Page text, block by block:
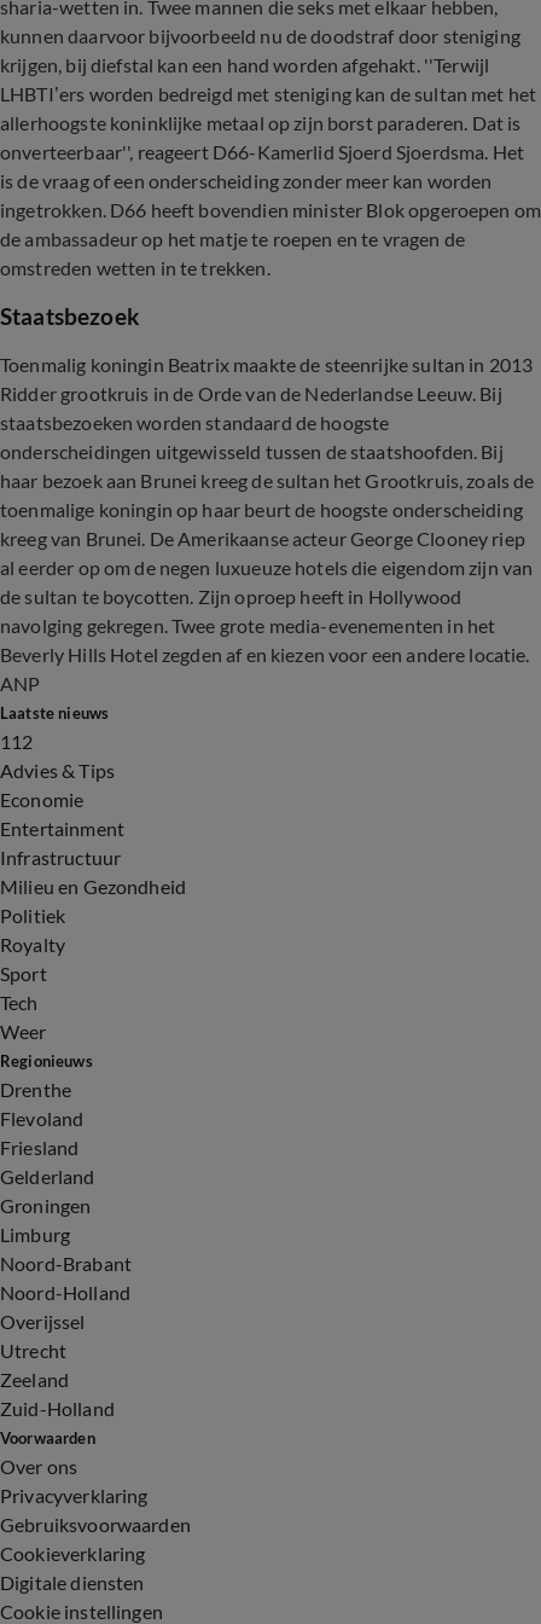
sharia-wetten in. Twee mannen die seks met elkaar hebben,
kunnen daarvoor bijvoorbeeld nu de doodstraf door steniging
krijgen, bij diefstal kan een hand worden afgehakt. ''Terwijl
LHBTI’ers worden bedreigd met steniging kan de sultan met het
allerhoogste koninklijke metaal op zijn borst paraderen. Dat is
onverteerbaar'', reageert D66-Kamerlid Sjoerd Sjoerdsma. Het
is de vraag of een onderscheiding zonder meer kan worden
ingetrokken. D66 heeft bovendien minister Blok opgeroepen om
de ambassadeur op het matje te roepen en te vragen de
omstreden wetten in te trekken.
Staatsbezoek
Toenmalig koningin Beatrix maakte de steenrijke sultan in 2013
Ridder grootkruis in de Orde van de Nederlandse Leeuw. Bij
staatsbezoeken worden standaard de hoogste
onderscheidingen uitgewisseld tussen de staatshoofden. Bij
haar bezoek aan Brunei kreeg de sultan het Grootkruis, zoals de
toenmalige koningin op haar beurt de hoogste onderscheiding
kreeg van Brunei. De Amerikaanse acteur George Clooney riep
al eerder op om de negen luxueuze hotels die eigendom zijn van
de sultan te boycotten. Zijn oproep heeft in Hollywood
navolging gekregen. Twee grote media-evenementen in het
Beverly Hills Hotel zegden af en kiezen voor een andere locatie.
ANP
Laatste nieuws
112
Advies & Tips
Economie
Entertainment
Infrastructuur
Milieu en Gezondheid
Politiek
Royalty
Sport
Tech
Weer
Regionieuws
Drenthe
Flevoland
Friesland
Gelderland
Groningen
Limburg
Noord-Brabant
Noord-Holland
Overijssel
Utrecht
Zeeland
Zuid-Holland
Voorwaarden
Over ons
Privacyverklaring
Gebruiksvoorwaarden
Cookieverklaring
Digitale diensten
Cookie instellingen